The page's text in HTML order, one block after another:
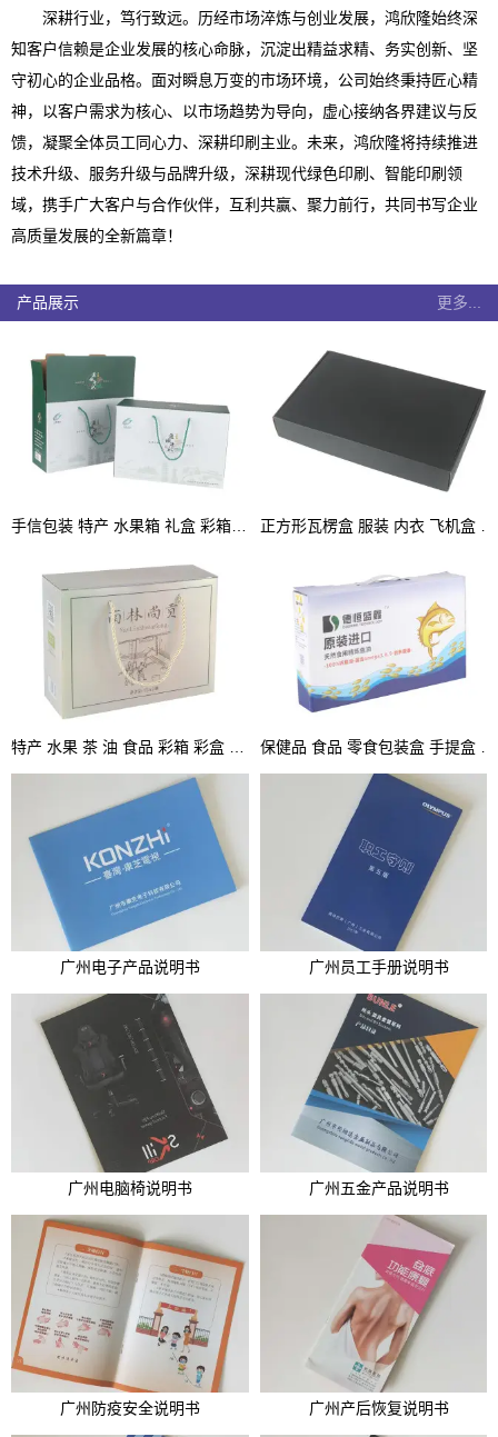
深耕行业，笃行致远。历经市场淬炼与创业发展，鸿欣隆始终深
知客户信赖是企业发展的核心命脉，沉淀出精益求精、务实创新、坚
守初心的企业品格。面对瞬息万变的市场环境，公司始终秉持匠心精
神，以客户需求为核心、以市场趋势为导向，虚心接纳各界建议与反
馈，凝聚全体员工同心力、深耕印刷主业。未来，鸿欣隆将持续推进
技术升级、服务升级与品牌升级，深耕现代绿色印刷、智能印刷领
域，携手广大客户与合作伙伴，互利共赢、聚力前行，共同书写企业
高质量发展的全新篇章！
产品展示 更多...
广州电子产品说明书 广州员工手册说明书
广州电脑椅说明书 广州五金产品说明书
广州防疫安全说明书 广州产后恢复说明书